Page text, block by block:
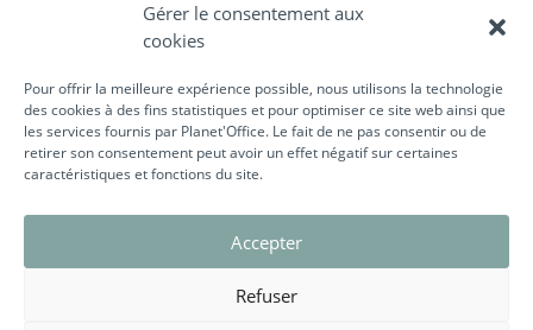
Gérer le consentement aux
cookies
Pour offrir la meilleure expérience possible, nous utilisons la technologie
des cookies à des fins statistiques et pour optimiser ce site web ainsi que
les services fournis par Planet'Office. Le fait de ne pas consentir ou de
retirer son consentement peut avoir un effet négatif sur certaines
caractéristiques et fonctions du site.
Accepter
Refuser
21 Bvd. Pierre Lefaucheux
72100 Le Mans
 02 43 75 78 75